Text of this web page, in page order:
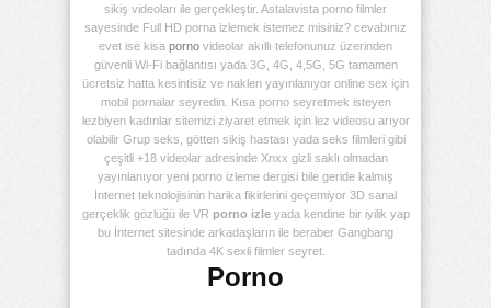
sikiş videoları ile gerçekleştir. Astalavista porno filmler
sayesinde Full HD porna izlemek istemez misiniz? cevabınız
evet ise kisa porno videolar akıllı telefonunuz üzerinden
güvenli Wi-Fi bağlantısı yada 3G, 4G, 4,5G, 5G tamamen
ücretsiz hatta kesintisiz ve naklen yayınlanıyor online sex için
mobil pornalar seyredin. Kısa porno seyretmek isteyen
lezbiyen kadınlar sitemizi ziyaret etmek için lez videosu arıyor
olabilir Grup seks, götten sikiş hastası yada seks filmleri gibi
çeşitli +18 videolar adresinde Xnxx gizli saklı olmadan
yayınlanıyor yeni porno izleme dergisi bile geride kalmış
İnternet teknolojisinin harika fikirlerini geçemiyor 3D sanal
gerçeklik gözlüğü ile VR porno izleyada kendine bir iyilik yap
bu İnternet sitesinde arkadaşların ile beraber Gangbang
tadında 4K sexli filmler seyret.
Porno